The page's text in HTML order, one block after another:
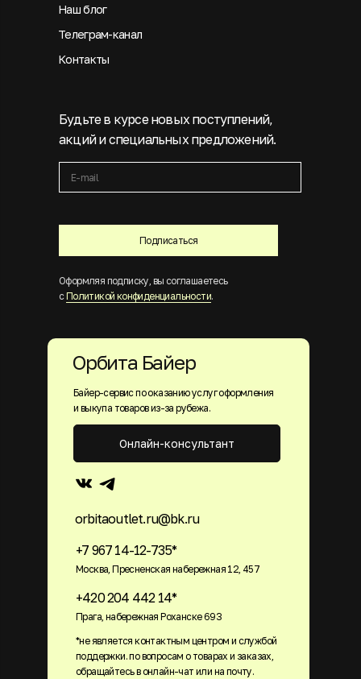
Подписаться
Будьте в курсе новых поступлений,
акций и специальных предложений.
Оформляя подписку, вы соглашаетесь
с Политикой конфиденциальности.
Наш блог
Телеграм-канал
Контакты
Байер-сервис по оказанию услуг оформления
и выкупа товаров из-за рубежа.
+7 967 14-12-735*
Москва, Пресненская набережная 12, 457
+420 204 442 14*
Прага, набережная Роханске 693
orbitaoutlet.ru@bk.ru
Онлайн-консультант
Орбита Байер
*не является контактным центром и службой
поддержки. по вопросам о товарах и заказах,
обращайтесь в онлайн-чат или на почту.